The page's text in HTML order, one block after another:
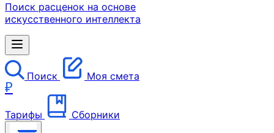
Поиск расценок на основе
искусственного интеллекта
Поиск Моя смета
₽
Тарифы Сборники